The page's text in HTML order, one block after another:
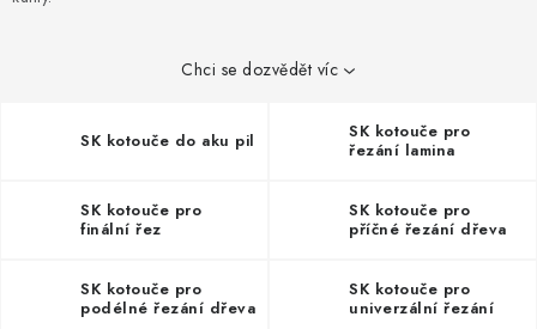
LEPENÍ A SPOJOVÁNÍ
RUČNÍ NÁŘADÍ, PŘÍPRAVKY
STROJE
STROJE DO DÍLNY
Chci se dozvědět víc
SK kotouče do aku pil
SK kotouče pro
řezání lamina
SK kotouče pro
finální řez
SK kotouče pro
příčné řezání dřeva
SK kotouče pro
podélné řezání dřeva
SK kotouče pro
univerzální řezání